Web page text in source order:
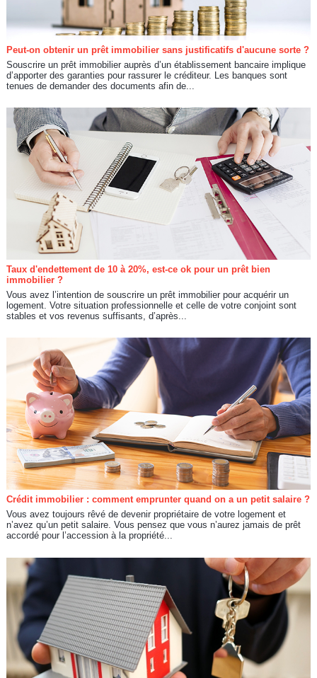
Peut-on obtenir un prêt immobilier sans justificatifs d'aucune sorte ?
Souscrire un prêt immobilier auprès d’un établissement bancaire implique
d’apporter des garanties pour rassurer le créditeur. Les banques sont
tenues de demander des documents afin de...
Taux d'endettement de 10 à 20%, est-ce ok pour un prêt bien
immobilier ?
Vous avez l’intention de souscrire un prêt immobilier pour acquérir un
logement. Votre situation professionnelle et celle de votre conjoint sont
stables et vos revenus suffisants, d’après...
Crédit immobilier : comment emprunter quand on a un petit salaire ?
Vous avez toujours rêvé de devenir propriétaire de votre logement et
n’avez qu’un petit salaire. Vous pensez que vous n’aurez jamais de prêt
accordé pour l’accession à la propriété...